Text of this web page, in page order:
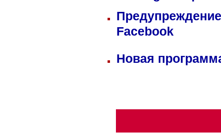
Facebook
Новая